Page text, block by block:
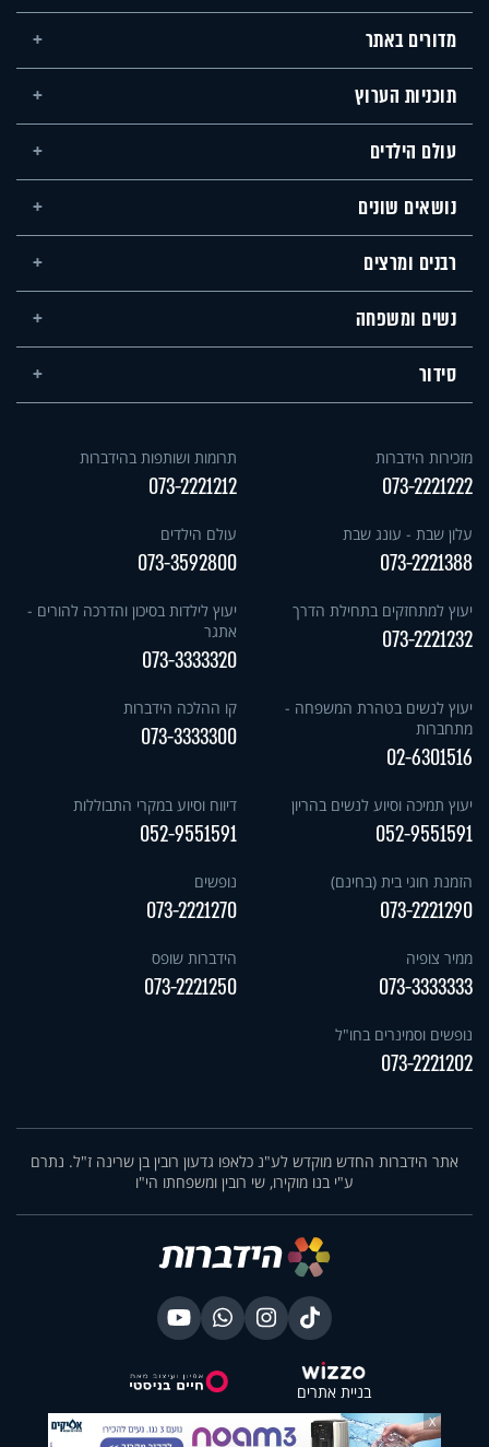
מדורים באתר
תוכניות הערוץ
עולם הילדים
נושאים שונים
רבנים ומרצים
נשים ומשפחה
סידור
מזכירות הידברות
073-2221222
תרומות ושותפות בהידברות
073-2221212
עלון שבת - עונג שבת
073-2221388
עולם הילדים
073-3592800
יעוץ למתחזקים בתחילת הדרך
073-2221232
יעוץ לילדות בסיכון והדרכה להורים -
אתגר
073-3333320
יעוץ לנשים בטהרת המשפחה -
מתחברות
02-6301516
קו ההלכה הידברות
073-3333300
יעוץ תמיכה וסיוע לנשים בהריון
052-9551591
דיווח וסיוע במקרי התבוללות
052-9551591
הזמנת חוגי בית (בחינם)
073-2221290
נופשים
073-2221270
ממיר צופיה
073-3333333
הידברות שופס
073-2221250
נופשים וסמינרים בחו"ל
073-2221202
אתר הידברות החדש מוקדש לע"נ כלאפו גדעון רובין בן שרינה ז"ל. נתרם
ע"י בנו מוקירו, שי רובין ומשפחתו הי"ו
בניית אתרים
X